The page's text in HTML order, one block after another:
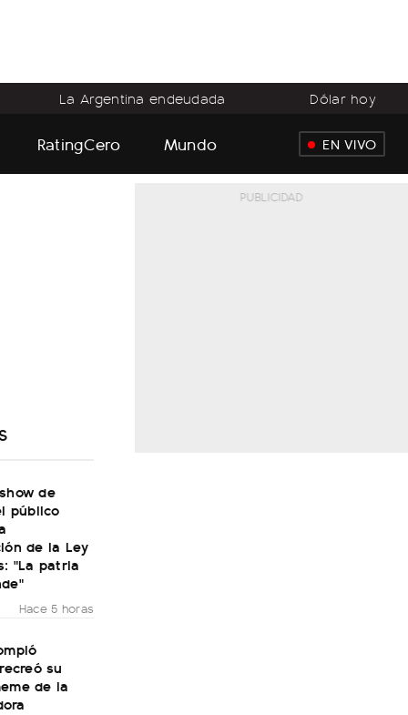
La Argentina endeudada Dólar hoy
RatingCero Mundo EN VIVO
de
público
de la Ley
"La patria
Hace 5 horas
su
de la